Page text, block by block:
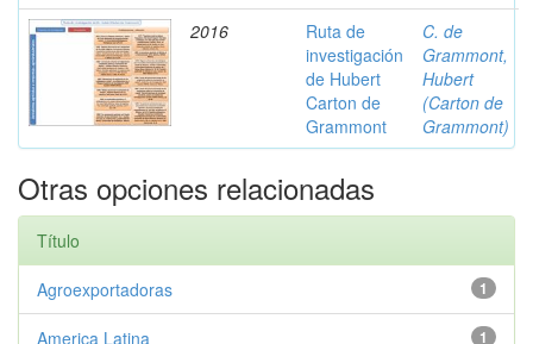
2016
Ruta de
investigación
de Hubert
Carton de
Grammont
C. de
Grammont,
Hubert
(Carton de
Grammont)
Otras opciones relacionadas
Título
1
Agroexportadoras
1
America Latina